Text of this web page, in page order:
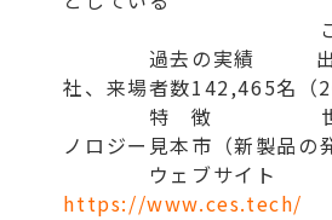
こ
過去の実績 出展
社、来場者数142,465名（
特 徴 世界最
ノロジー見本市（新製品の
ウェブサイト
https://www.ces.tech/